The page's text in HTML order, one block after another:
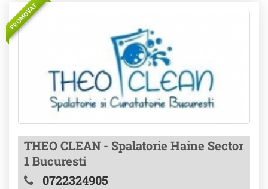
PROMOVAT
THEO CLEAN - Spalatorie Haine Sector
1 Bucuresti
0722324905